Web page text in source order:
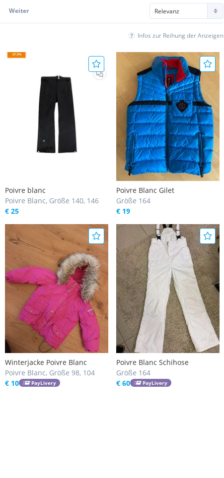
Weiter
Infos zur Reihung der Anzeigen
Poivre blanc
Poivre Blanc, Größe 140, 146
€ 25
Poivre Blanc Gilet
Größe 164
€ 19
Winterjacke Poivre Blanc
Poivre Blanc, Größe 98, 104
€ 10
PayLivery
Poivre Blanc Schihose
Größe 164
€ 60
PayLivery